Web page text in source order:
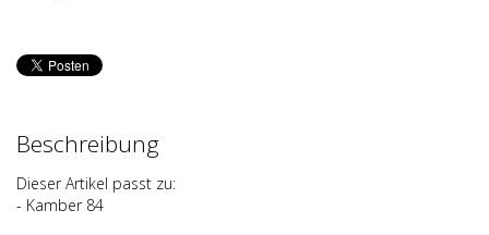
Beschreibung
Dieser Artikel passt zu:
- Kamber 84